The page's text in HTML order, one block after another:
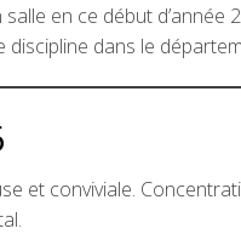
en ce début d’année
dans le
et conviviale.